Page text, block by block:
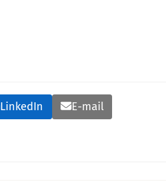
LinkedIn E-mail